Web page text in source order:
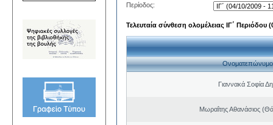
Περίοδος:
Τελευταία σύνθεση ολομέλειας ΙΓ΄ Περιόδου
Ονοματεπώνυμο
Γιαννακά Σοφία
Μωραΐτης Αθανάσιος